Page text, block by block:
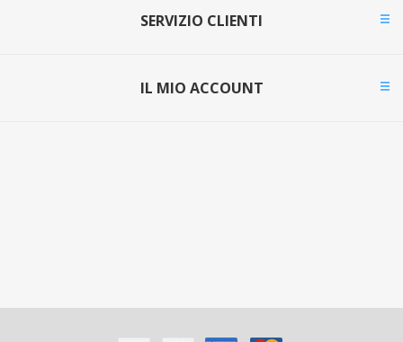
SERVIZIO CLIENTI
IL MIO ACCOUNT